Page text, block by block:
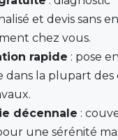
et devis sans
chez vous.
rapide : pose
dans la plupart des
décennale :
une sérénité